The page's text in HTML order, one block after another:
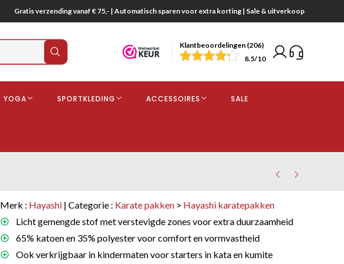
Gratis verzending vanaf € 75,- | Automatisch sparen voor extra korting | Sale & uitverkoop
Klantbeoordelingen (206)
8.5/10
YOGA SPORTKLEDING ACCESSOIRES SALE
Merk : Hayashi | Categorie : Karate pakken > Hayashi karatepakken
Licht gemengde stof met verstevigde zones voor extra duurzaamheid
65% katoen en 35% polyester voor comfort en vormvastheid
Ook verkrijgbaar in kindermaten voor starters in kata en kumite